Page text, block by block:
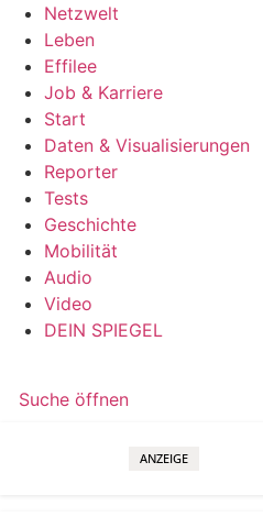
Netzwelt
Leben
Effilee
Job & Karriere
Start
Daten & Visualisierungen
Reporter
Tests
Geschichte
Mobilität
Audio
Video
DEIN SPIEGEL
Suche öffnen
ANZEIGE